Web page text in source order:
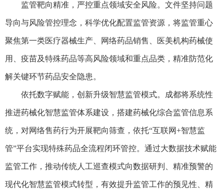
监管靶向精准，严控重点领域安全风险。文件坚持问题
导向与风险管控理念，科学优化配置监管资源，将监管重心
聚焦第一类医疗器械生产、网络药品销售、医美机构药械使
用、疫苗及特殊药品等高风险领域和重点品类，精准防范化
解关键环节药品安全隐患。
依托数字赋能，创新升级智慧监管模式。成都将系统性
推进药械化智慧监管体系建设，搭建药械化综合监管信息系
统，对网络售药行为开展靶向筛查，依托“互联网+智慧监
管”平台实现特殊药品全流程闭环管控。通过大数据技术赋能
监管工作，推动传统人工巡查模式向数据研判、精准预警的
现代化智慧监管模式转型，有效提升监管工作的预见性、精